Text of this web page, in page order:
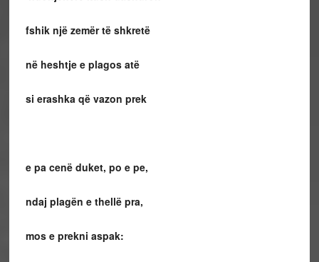
fshik një zemër të shkretë
në heshtje e plagos atë
si erashka që vazon prek
e pa cenë duket, po e pe,
ndaj plagën e thellë pra,
mos e prekni aspak: